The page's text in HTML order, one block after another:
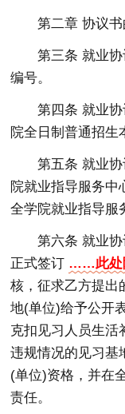
第二章 协议
第三条 就业
编号。
第四条 就业
院全日制普通招生
第五条 就业
院就业指导服务中
全学院就业指导服
第六条 就业
正式签订 ……此处
核，征求乙方提出
地(单位)给予公开
克扣见习人员生活
违规情况的见习基
(单位)资格，并在
责任。